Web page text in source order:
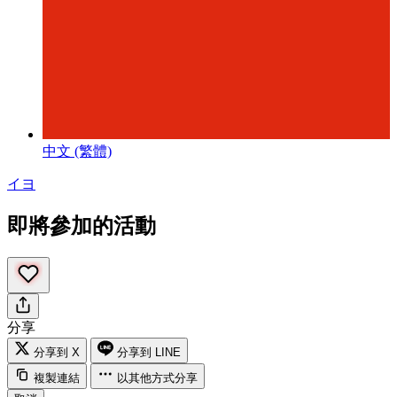
中文 (繁體)
イヨ
即將參加的活動
分享
分享到 X
分享到 LINE
複製連結
以其他方式分享